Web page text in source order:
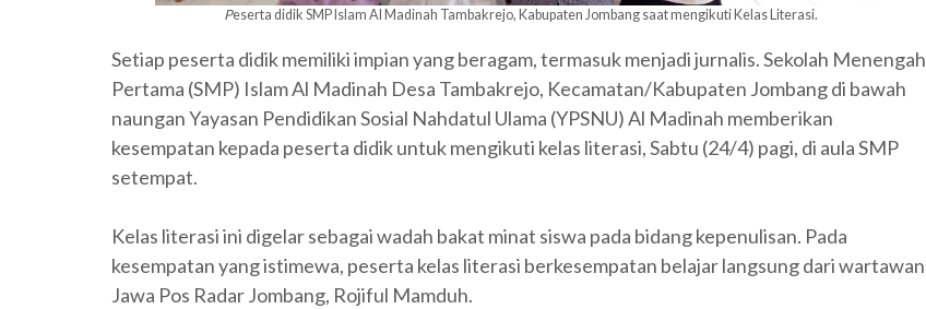
Peserta didik SMP Islam Al Madinah Tambakrejo, Kabupaten Jombang saat mengikuti Kelas Literasi.
Setiap peserta didik memiliki impian yang beragam, termasuk menjadi jurnalis. Sekolah Menengah
Pertama (SMP) Islam Al Madinah Desa Tambakrejo, Kecamatan/Kabupaten Jombang di bawah
naungan Yayasan Pendidikan Sosial Nahdatul Ulama (YPSNU) Al Madinah memberikan
kesempatan kepada peserta didik untuk mengikuti kelas literasi, Sabtu (24/4) pagi, di aula SMP
setempat.
Kelas literasi ini digelar sebagai wadah bakat minat siswa pada bidang kepenulisan. Pada
kesempatan yang istimewa, peserta kelas literasi berkesempatan belajar langsung dari wartawan
Jawa Pos Radar Jombang, Rojiful Mamduh.